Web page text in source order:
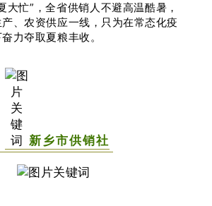
大忙”，全省供销人不避高温酷暑，
、农资供应一线，只为在常态化疫
力夺取夏粮丰收。
新乡市供销社